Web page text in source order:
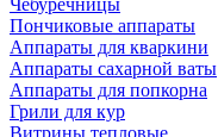
Чебуречницы
Пончиковые аппараты
Аппараты для кваркини
Аппараты сахарной ваты
Аппараты для попкорна
Грили для кур
Витрины тепловые